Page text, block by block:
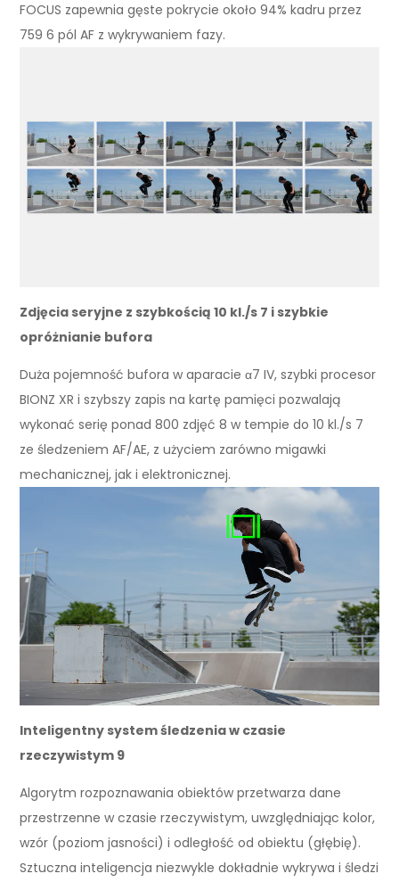
FOCUS zapewnia gęste pokrycie około 94% kadru przez
759 6 pól AF z wykrywaniem fazy.
Zdjęcia seryjne z szybkością 10 kl./s 7 i szybkie
opróżnianie bufora
Duża pojemność bufora w aparacie α7 IV, szybki procesor
BIONZ XR i szybszy zapis na kartę pamięci pozwalają
wykonać serię ponad 800 zdjęć 8 w tempie do 10 kl./s 7
ze śledzeniem AF/AE, z użyciem zarówno migawki
mechanicznej, jak i elektronicznej.
Inteligentny system śledzenia w czasie
rzeczywistym 9
Algorytm rozpoznawania obiektów przetwarza dane
przestrzenne w czasie rzeczywistym, uwzględniając kolor,
wzór (poziom jasności) i odległość od obiektu (głębię).
Sztuczna inteligencja niezwykle dokładnie wykrywa i śledzi